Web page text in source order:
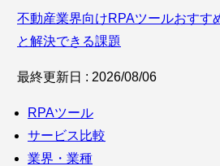
不動産業界向けRPAツールおすす
と解決できる課題
最終更新日 : 2026/08/06
RPAツール
サービス比較
業界・業種